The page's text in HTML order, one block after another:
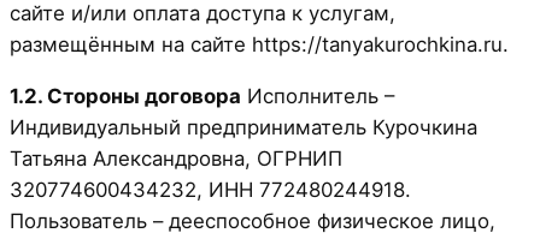
сайте и/или оплата доступа к услугам,
размещённым на сайте https://tanyakurochkina.ru.
1.2. Стороны договора Исполнитель –
Индивидуальный предприниматель Курочкина
Татьяна Александровна, ОГРНИП
320774600434232, ИНН 772480244918.
Пользователь – дееспособное физическое лицо,